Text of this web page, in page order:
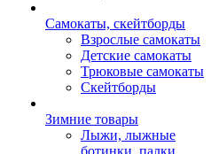
Самокаты, скейтборды
Взрослые самокаты
Детские самокаты
Трюковые самокаты
Скейтборды
Зимние товары
Лыжи, лыжные
ботинки, палки